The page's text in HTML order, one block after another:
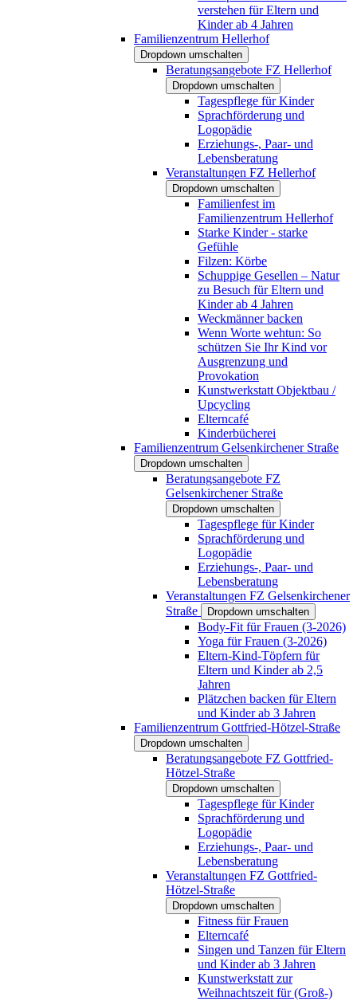
verstehen für Eltern und
Kinder ab 4 Jahren
Familienzentrum Hellerhof
Dropdown umschalten
Beratungsangebote FZ Hellerhof
Dropdown umschalten
Tagespflege für Kinder
Sprachförderung und
Logopädie
Erziehungs-, Paar- und
Lebensberatung
Veranstaltungen FZ Hellerhof
Dropdown umschalten
Familienfest im
Familienzentrum Hellerhof
Starke Kinder - starke
Gefühle
Filzen: Körbe
Schuppige Gesellen – Natur
zu Besuch für Eltern und
Kinder ab 4 Jahren
Weckmänner backen
Wenn Worte wehtun: So
schützen Sie Ihr Kind vor
Ausgrenzung und
Provokation
Kunstwerkstatt Objektbau /
Upcycling
Elterncafé
Kinderbücherei
Familienzentrum Gelsenkirchener Straße
Dropdown umschalten
Beratungsangebote FZ
Gelsenkirchener Straße
Dropdown umschalten
Tagespflege für Kinder
Sprachförderung und
Logopädie
Erziehungs-, Paar- und
Lebensberatung
Veranstaltungen FZ Gelsenkirchener
Straße
Dropdown umschalten
Body-Fit für Frauen (3-2026)
Yoga für Frauen (3-2026)
Eltern-Kind-Töpfern für
Eltern und Kinder ab 2,5
Jahren
Plätzchen backen für Eltern
und Kinder ab 3 Jahren
Familienzentrum Gottfried-Hötzel-Straße
Dropdown umschalten
Beratungsangebote FZ Gottfried-
Hötzel-Straße
Dropdown umschalten
Tagespflege für Kinder
Sprachförderung und
Logopädie
Erziehungs-, Paar- und
Lebensberatung
Veranstaltungen FZ Gottfried-
Hötzel-Straße
Dropdown umschalten
Fitness für Frauen
Elterncafé
Singen und Tanzen für Eltern
und Kinder ab 3 Jahren
Kunstwerkstatt zur
Weihnachtszeit für (Groß-)